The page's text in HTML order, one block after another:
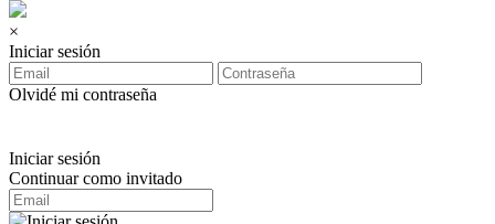
×
Iniciar sesión
Olvidé mi contraseña
Iniciar sesión
Continuar como invitado